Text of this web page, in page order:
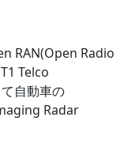
RAN(Open Radio
Telco
自動車の
Radar